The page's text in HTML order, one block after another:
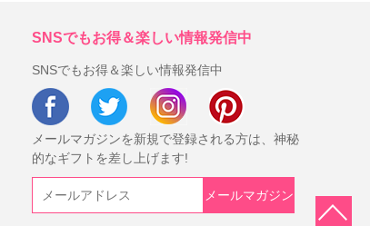
SNSでもお得＆楽しい情報発信中
SNSでもお得＆楽しい情報発信中
メールマガジンを新規で登録される方は、神秘
的なギフトを差し上げます!
メールマガジン